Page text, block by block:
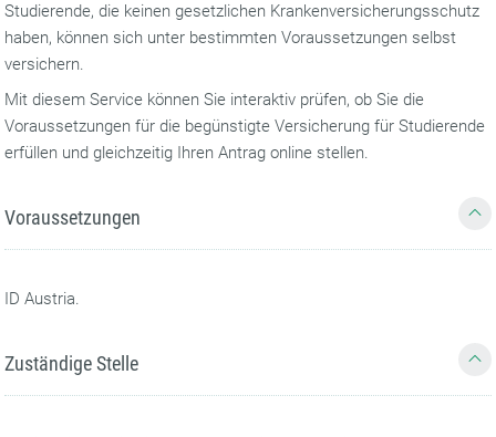
Studierende, die keinen gesetzlichen Krankenversicherungsschutz
haben, können sich unter bestimmten Voraussetzungen selbst
versichern.
Mit diesem Service können Sie interaktiv prüfen, ob Sie die
Voraussetzungen für die begünstigte Versicherung für Studierende
erfüllen und gleichzeitig Ihren Antrag online stellen.
Voraussetzungen
ID Austria.
Zuständige Stelle